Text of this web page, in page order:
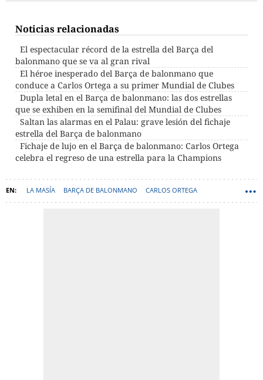
Noticias relacionadas
El espectacular récord de la estrella del Barça del
balonmano que se va al gran rival
El héroe inesperado del Barça de balonmano que
conduce a Carlos Ortega a su primer Mundial de Clubes
Dupla letal en el Barça de balonmano: las dos estrellas
que se exhiben en la semifinal del Mundial de Clubes
Saltan las alarmas en el Palau: grave lesión del fichaje
estrella del Barça de balonmano
Fichaje de lujo en el Barça de balonmano: Carlos Ortega
celebra el regreso de una estrella para la Champions
LA MASÍA BARÇA DE BALONMANO CARLOS ORTEGA